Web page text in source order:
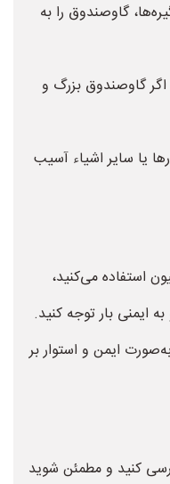
گاوصندوق را به
اگر گاوصندوق بزرگ و
یا سایر اشیاء آسیب
استفاده می‌کنید،
ایمنی بار توجه کنید.
ایمن و استوار بر
کنید و مطمئن شوید